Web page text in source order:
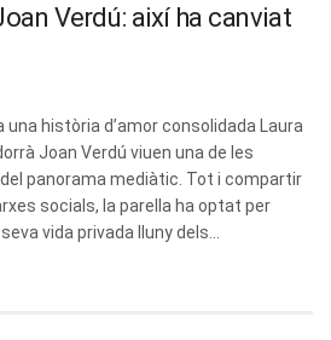
Verdú: així ha canviat
una història d’amor consolidada Laura
Joan Verdú viuen una de les
panorama mediàtic. Tot i compartir
socials, la parella ha optat per
vida privada lluny dels...